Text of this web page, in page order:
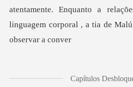
atentam
Capítulos